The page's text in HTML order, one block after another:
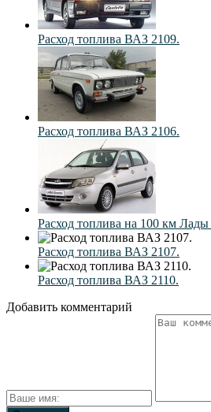
Расход топлива ВАЗ 2109.
Расход топлива ВАЗ 2106.
Расход топлива на 100 км
Расход топлива ВАЗ 2107.
Расход топлива ВАЗ 2110.
Добавить комментарий